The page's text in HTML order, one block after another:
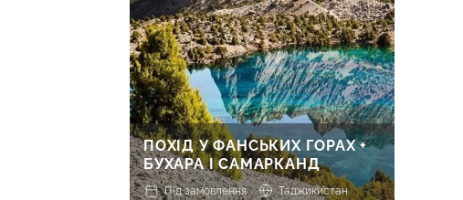
ПОХІД У ФАНСЬКИХ ГОРАХ +
БУХАРА І САМАРКАНД
Під замовлення
Таджикистан